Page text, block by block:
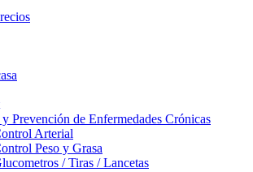
Prevención de Enfermedades Crónicas
Arterial
Peso y Grasa
/ Tiras / Lancetas